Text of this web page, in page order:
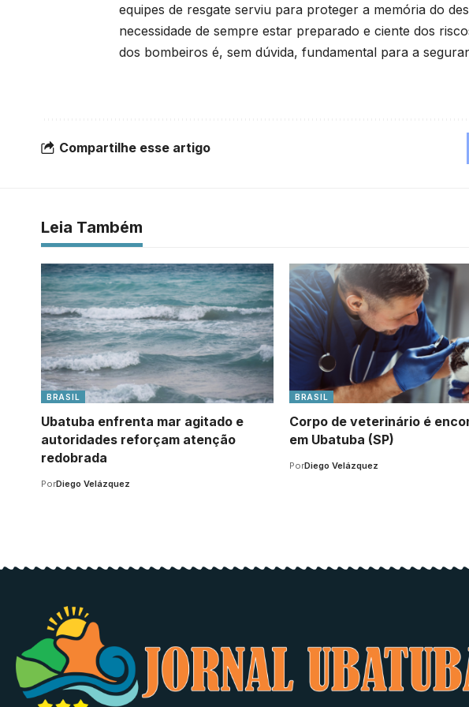
equipes de resgate serviu para proteger a memória do
necessidade de sempre estar preparado e ciente dos
dos bombeiros é, sem dúvida, fundamental para a
Compartilhe esse artigo
Leia Também
BRASIL
Ubatuba enfrenta mar agitado e
autoridades reforçam atenção
redobrada
PorDiego Velázquez
BRASIL
Corpo de veterinário é
em Ubatuba (SP)
PorDiego Velázquez